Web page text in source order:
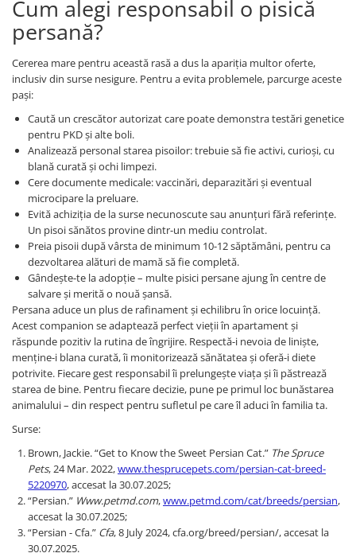
Cum alegi responsabil o pisică
persană?
Cererea mare pentru această rasă a dus la apariția multor oferte,
inclusiv din surse nesigure. Pentru a evita problemele, parcurge aceste
pași:
Caută un crescător autorizat care poate demonstra testări genetice
pentru PKD și alte boli.
Analizează personal starea pisoilor: trebuie să fie activi, curioși, cu
blană curată și ochi limpezi.
Cere documente medicale: vaccinări, deparazitări și eventual
microcipare la preluare.
Evită achiziția de la surse necunoscute sau anunțuri fără referințe.
Un pisoi sănătos provine dintr-un mediu controlat.
Preia pisoii după vârsta de minimum 10-12 săptămâni, pentru ca
dezvoltarea alături de mamă să fie completă.
Gândește-te la adopție – multe pisici persane ajung în centre de
salvare și merită o nouă șansă.
Persana aduce un plus de rafinament și echilibru în orice locuință.
Acest companion se adaptează perfect vieții în apartament și
răspunde pozitiv la rutina de îngrijire. Respectă-i nevoia de liniște,
menține-i blana curată, îi monitorizează sănătatea și oferă-i diete
potrivite. Fiecare gest responsabil îi prelungește viața și îi păstrează
starea de bine. Pentru fiecare decizie, pune pe primul loc bunăstarea
animalului – din respect pentru sufletul pe care îl aduci în familia ta.
Surse:
Brown, Jackie. “Get to Know the Sweet Persian Cat.” The Spruce
Pets, 24 Mar. 2022,www.thesprucepets.com/persian-cat-breed-
5220970, accesat la 30.07.2025;
“Persian.” Www.petmd.com,www.petmd.com/cat/breeds/persian,
accesat la 30.07.2025;
“Persian - Cfa.” Cfa, 8 July 2024, cfa.org/breed/persian/, accesat la
30.07.2025.